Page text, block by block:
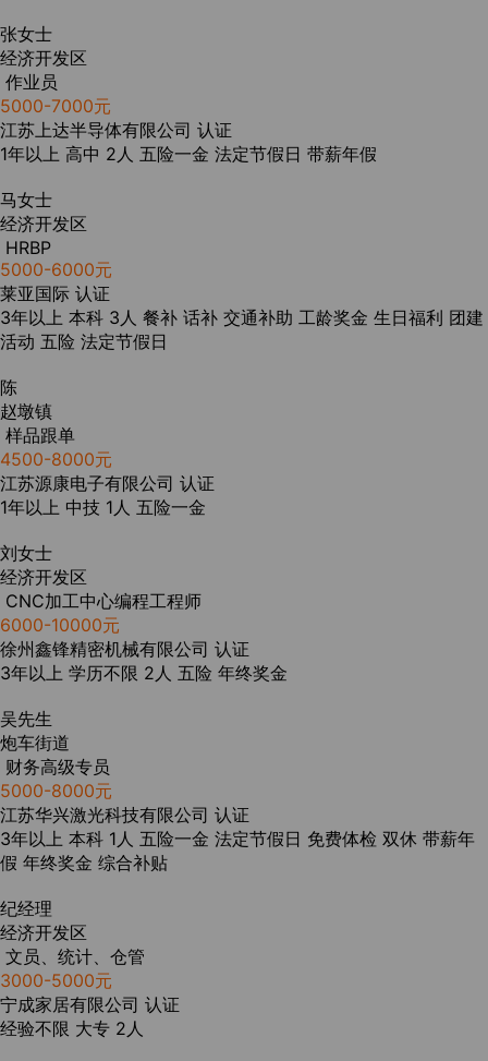
张女士
经济开发区
作业员
5000-7000元
江苏上达半导体有限公司 认证
1年以上 高中 2人 五险一金 法定节假日 带薪年假
马女士
经济开发区
HRBP
5000-6000元
莱亚国际 认证
3年以上 本科 3人 餐补 话补 交通补助 工龄奖金 生日福利 团建
活动 五险 法定节假日
陈
赵墩镇
样品跟单
4500-8000元
江苏源康电子有限公司 认证
1年以上 中技 1人 五险一金
刘女士
经济开发区
CNC加工中心编程工程师
6000-10000元
徐州鑫锋精密机械有限公司 认证
3年以上 学历不限 2人 五险 年终奖金
吴先生
炮车街道
财务高级专员
5000-8000元
江苏华兴激光科技有限公司 认证
3年以上 本科 1人 五险一金 法定节假日 免费体检 双休 带薪年
假 年终奖金 综合补贴
纪经理
经济开发区
文员、统计、仓管
3000-5000元
宁成家居有限公司 认证
经验不限 大专 2人